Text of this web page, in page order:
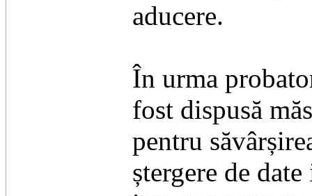
aducere.
În urma
fost dispusă
pentru
ștergere de